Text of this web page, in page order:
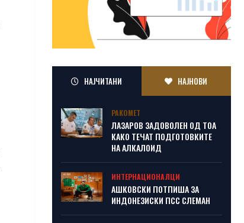
НАЈЧИТАНИ НАЈНОВИ
РАКОМЕТ
ЛАЗАРОВ ЗАДОВОЛЕН ОД ТОА
КАКО ТЕЧАТ ПОДГОТОВКИТЕ
НА АЛКАЛОИД
ИНТЕРНАЦИОНАЛЦИ
АШКОВСКИ ПОТПИША ЗА
ИНДОНЕЗИСКИ ПСС СЛЕМАН